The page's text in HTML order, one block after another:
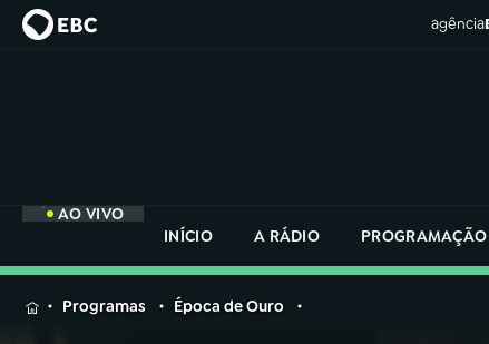
agência
AO VIVO
INÍCIO
A RÁDIO PROGRAMAÇÃO
MENUProgramas Época de Ouro